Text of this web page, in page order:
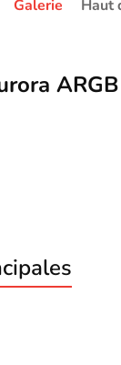
Galerie Haut